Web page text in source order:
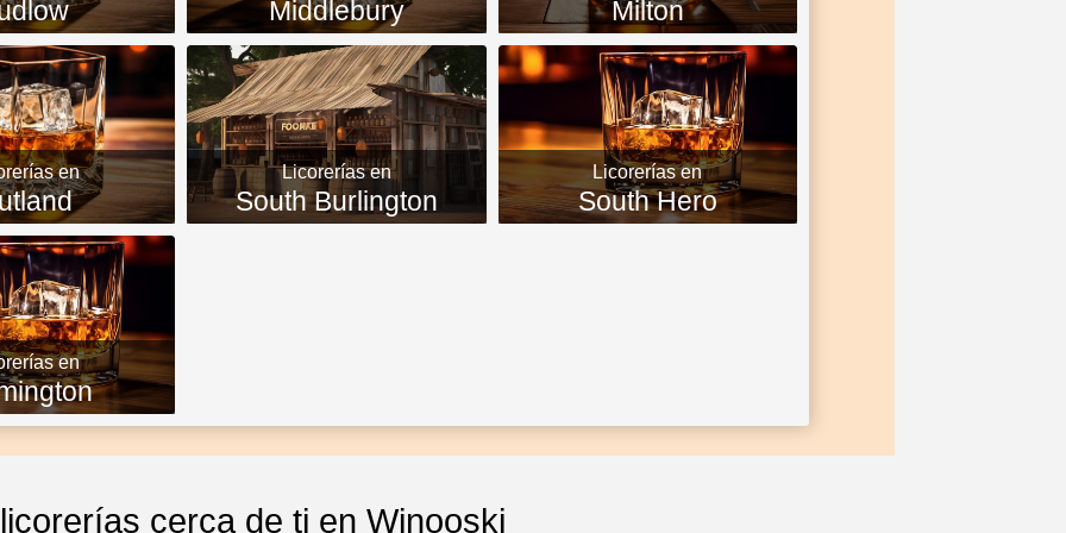
Middlebury Milton
en Licorerías en
South Burlington
Licorerías en
South Hero
en
cerca de ti en Winooski